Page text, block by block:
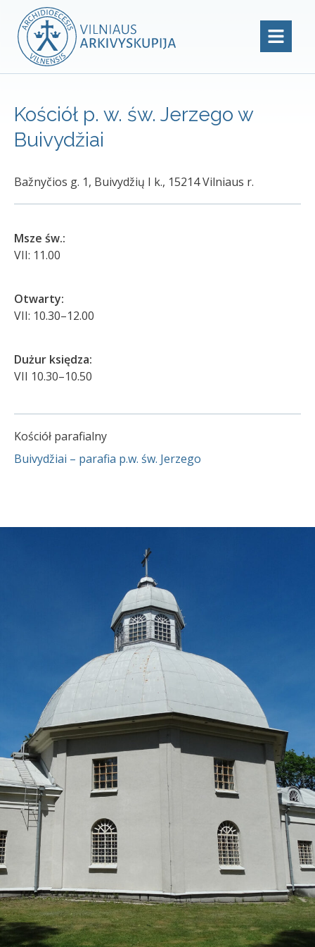
Kościół p. w. św. Jerzego w
Buivydžiai
Bažnyčios g. 1, Buivydžių I k., 15214 Vilniaus r.
Msze św.:
VII: 11.00
Otwarty:
VII: 10.30–12.00
Dużur księdza:
VII 10.30–10.50
Kościół parafialny
Buivydžiai – parafia p.w. św. Jerzego